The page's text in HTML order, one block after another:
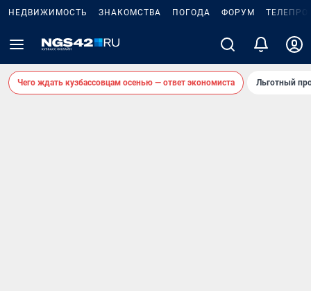
НЕДВИЖИМОСТЬ ЗНАКОМСТВА ПОГОДА ФОРУМ
Чего ждать кузбассовцам осенью — ответ экономиста Льготный